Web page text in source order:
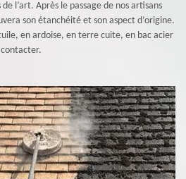
l’art. Après le passage de nos artisans
son étanchéité et son aspect d’origine.
en ardoise, en terre cuite, en bac acier
contacter.